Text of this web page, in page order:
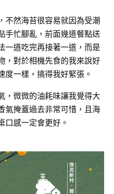
不然海苔很容易就因為受潮
手忙腳亂，前面幾道餐點送
一道吃完再接著一道，而是
，對於相機先食的我來說好
度一樣，搞得我好緊張。
，微微的油耗味讓我覺得大
氣掩蓋過去非常可惜，且海
口感一定會更好。